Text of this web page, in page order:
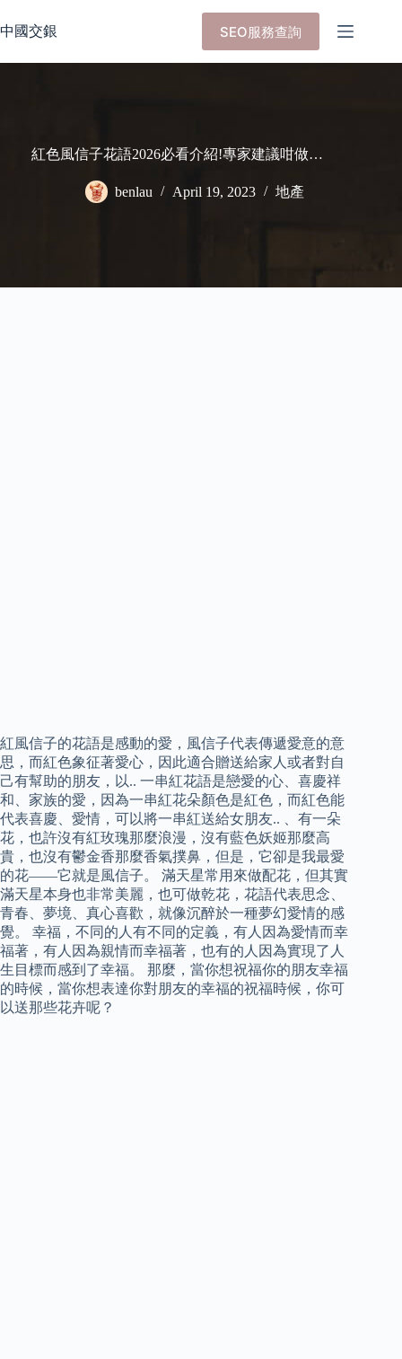
to
content
中國交銀 SEO服務查詢
紅色風信子花語2026必看介紹!專家建議咁做…
benlau April 19, 2023 地產
紅風信子的花語是感動的愛，風信子代表傳遞愛意的意
思，而紅色象征著愛心，因此適合贈送給家人或者對自
己有幫助的朋友，以.. 一串紅花語是戀愛的心、喜慶祥
和、家族的愛，因為一串紅花朵顏色是紅色，而紅色能
代表喜慶、愛情，可以將一串紅送給女朋友.. 、有一朵
花，也許沒有紅玫瑰那麼浪漫，沒有藍色妖姬那麼高
貴，也沒有鬱金香那麼香氣撲鼻，但是，它卻是我最愛
的花——它就是風信子。 滿天星常用來做配花，但其實
滿天星本身也非常美麗，也可做乾花，花語代表思念、
青春、夢境、真心喜歡，就像沉醉於一種夢幻愛情的感
覺。 幸福，不同的人有不同的定義，有人因為愛情而幸
福著，有人因為親情而幸福著，也有的人因為實現了人
生目標而感到了幸福。 那麼，當你想祝福你的朋友幸福
的時候，當你想表達你對朋友的幸福的祝福時候，你可
以送那些花卉呢？